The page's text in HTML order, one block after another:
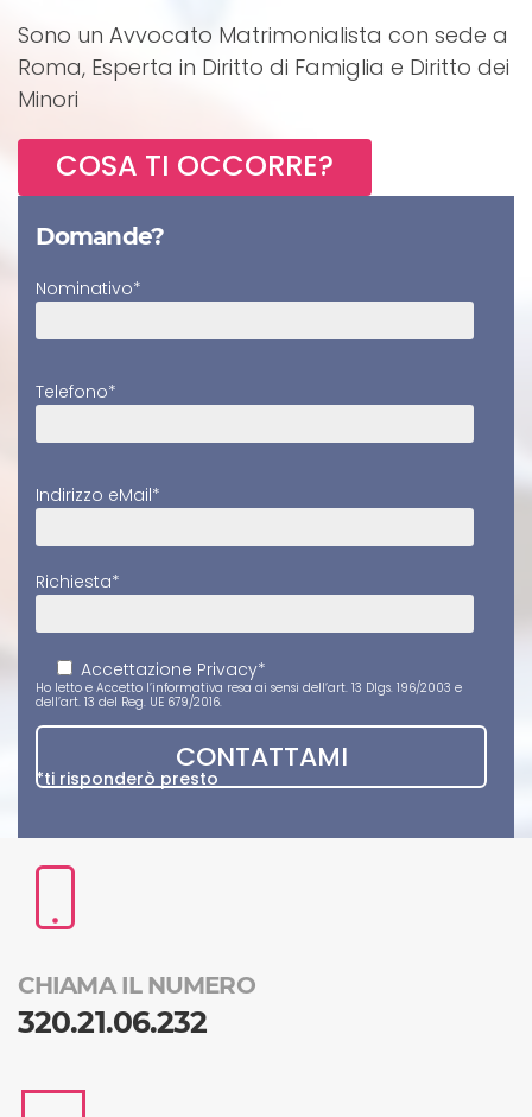
Sono un Avvocato Matrimonialista con sede a
Roma, Esperta in Diritto di Famiglia e Diritto dei
Minori
COSA TI OCCORRE?
Domande?
Nominativo*
Telefono*
Indirizzo eMail*
Richiesta*
Accettazione Privacy*
Ho letto e Accetto l’informativa resa ai sensi dell’art. 13 Dlgs. 196/2003 e
dell’art. 13 del Reg. UE 679/2016.
*ti risponderò presto
CHIAMA IL NUMERO
320.21.06.232